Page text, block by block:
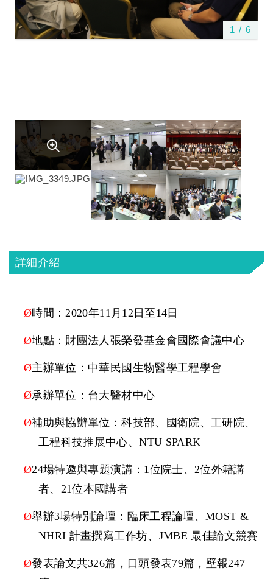
1 / 6
詳細介紹
Ø時間： 2020年11 月 12 日至14日
Ø地點：財團法人張榮發基金會國際會議中心
Ø主辦單位：中華民國生物醫學工程學會
Ø承辦單位：台大醫材中心
Ø補助與協辦單位：科技部、國衛院、工研院、
工程科技推展中心、NTU SPARK
Ø24場特邀與專題演講：1 位院士、 2位外籍講
者、 21位本國講者
Ø舉辦3場特別論壇 ： 臨床工程論壇、 MOST &
NHRI 計畫撰寫工作坊、 JMBE最佳論文競賽
Ø發表論文共326篇，口頭發表79篇，壁報247